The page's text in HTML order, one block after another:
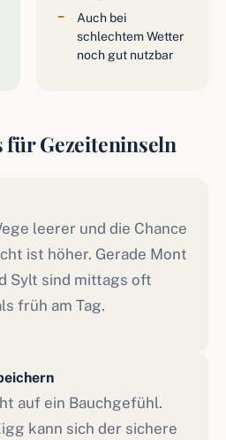
Auch bei
schlechtem Wetter
noch gut nutzbar
Gezeiteninseln
leerer und die Chance
ist höher. Gerade Mont
Sylt sind mittags oft
früh am Tag.
auf ein Bauchgefühl.
kann sich der sichere